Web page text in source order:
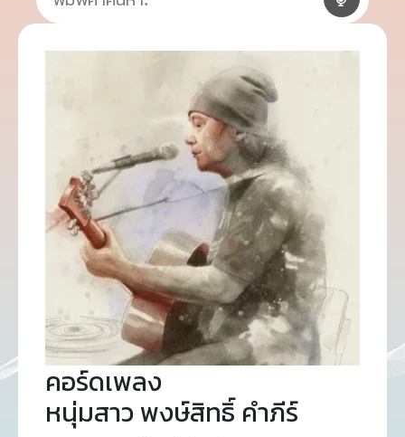
คอร์ดเพลง
หนุ่มสาว พงษ์สิทธิ์ คำภีร์